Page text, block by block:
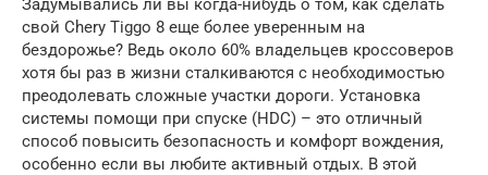
Задумывались ли вы когда-нибудь о том, как сделать
свой Chery Tiggo 8 еще более уверенным на
бездорожье? Ведь около 60% владельцев кроссоверов
хотя бы раз в жизни сталкиваются с необходимостью
преодолевать сложные участки дороги. Установка
системы помощи при спуске (HDC) – это отличный
способ повысить безопасность и комфорт вождения,
особенно если вы любите активный отдых. В этой